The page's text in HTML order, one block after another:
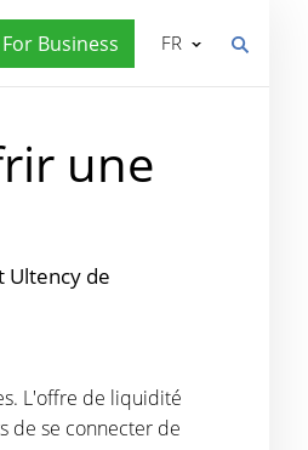
For Business FR
une
Ultency de
L'offre de liquidité
de se connecter de